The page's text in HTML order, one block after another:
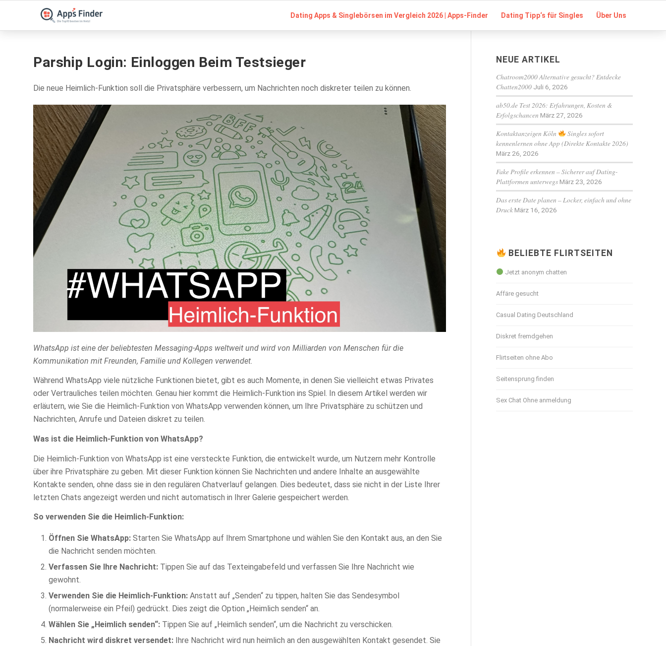
Dating Apps & Singlebörsen im Vergleich 2026 | Apps-Finder Dating Tipp‘s für Singles Über Uns
Parship Login: Einloggen Beim Testsieger
Die neue Heimlich-Funktion soll die Privatsphäre verbessern, um Nachrichten noch diskreter teilen zu können.
WhatsApp ist eine der beliebtesten Messaging-Apps weltweit und wird von Milliarden von Menschen für die
Kommunikation mit Freunden, Familie und Kollegen verwendet.
Während WhatsApp viele nützliche Funktionen bietet, gibt es auch Momente, in denen Sie vielleicht etwas Privates
oder Vertrauliches teilen möchten. Genau hier kommt die Heimlich-Funktion ins Spiel. In diesem Artikel werden wir
erläutern, wie Sie die Heimlich-Funktion von WhatsApp verwenden können, um Ihre Privatsphäre zu schützen und
Nachrichten, Anrufe und Dateien diskret zu teilen.
Was ist die Heimlich-Funktion von WhatsApp?
Die Heimlich-Funktion von WhatsApp ist eine versteckte Funktion, die entwickelt wurde, um Nutzern mehr Kontrolle
über ihre Privatsphäre zu geben. Mit dieser Funktion können Sie Nachrichten und andere Inhalte an ausgewählte
Kontakte senden, ohne dass sie in den regulären Chatverlauf gelangen. Dies bedeutet, dass sie nicht in der Liste Ihrer
letzten Chats angezeigt werden und nicht automatisch in Ihrer Galerie gespeichert werden.
So verwenden Sie die Heimlich-Funktion:
Öffnen Sie WhatsApp: Starten Sie WhatsApp auf Ihrem Smartphone und wählen Sie den Kontakt aus, an den Sie
die Nachricht senden möchten.
Verfassen Sie Ihre Nachricht: Tippen Sie auf das Texteingabefeld und verfassen Sie Ihre Nachricht wie
gewohnt.
Verwenden Sie die Heimlich-Funktion: Anstatt auf „Senden“ zu tippen, halten Sie das Sendesymbol
(normalerweise ein Pfeil) gedrückt. Dies zeigt die Option „Heimlich senden“ an.
Wählen Sie „Heimlich senden“: Tippen Sie auf „Heimlich senden“, um die Nachricht zu verschicken.
Nachricht wird diskret versendet: Ihre Nachricht wird nun heimlich an den ausgewählten Kontakt gesendet. Sie
NEUE ARTIKEL
Chatroom2000 Alternative gesucht? Entdecke
Chatten2000 Juli 6, 2026
ab50.de Test 2026: Erfahrungen, Kosten &
Erfolgschancen März 27, 2026
Kontaktanzeigen Köln
Singles sofort
kennenlernen ohne App (Direkte Kontakte 2026)
März 26, 2026
Fake Profile erkennen – Sicherer auf Dating-
Plattformen unterwegs März 23, 2026
Das erste Date planen – Locker, einfach und ohne
Druck März 16, 2026
BELIEBTE FLIRTSEITEN
Jetzt anonym chatten
Affäre gesucht
Casual Dating Deutschland
Diskret fremdgehen
Flirtseiten ohne Abo
Seitensprung finden
Sex Chat Ohne anmeldung